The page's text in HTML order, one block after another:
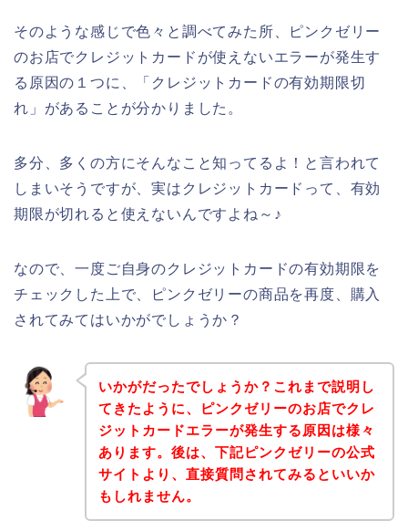
そのような感じで色々と調べてみた所、ピンクゼリー
のお店でクレジットカードが使えないエラーが発生す
る原因の１つに、「クレジットカードの有効期限切
れ」があることが分かりました。
多分、多くの方にそんなこと知ってるよ！と言われて
しまいそうですが、実はクレジットカードって、有効
期限が切れると使えないんですよね～♪
なので、一度ご自身のクレジットカードの有効期限を
チェックした上で、ピンクゼリーの商品を再度、購入
されてみてはいかがでしょうか？
いかがだったでしょうか？これまで説明し
てきたように、ピンクゼリーのお店でクレ
ジットカードエラーが発生する原因は様々
あります。後は、下記ピンクゼリーの公式
サイトより、直接質問されてみるといいか
もしれません。